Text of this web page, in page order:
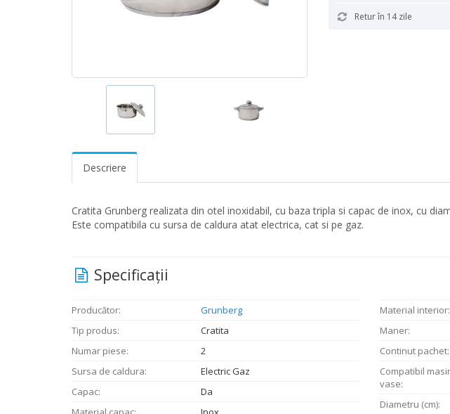
Retur în 14 zile
Descriere
Cratita Grunberg realizata din otel inoxidabil, cu baza tripla si capac de inox, cu
Este compatibila cu sursa de caldura atat electrica, cat si pe gaz.
Specificaţii
Producător:
Grunberg
Tip produs:
Cratita
Numar piese:
2
Sursa de caldura:
Electric Gaz
Capac:
Da
Material interior:
Maner:
Continut pachet:
Compatibil
vase:
Diametru (cm):